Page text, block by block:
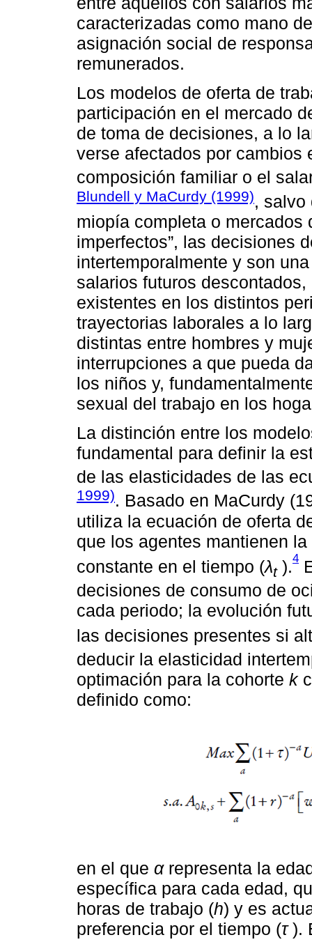
caracterizadas como mano
asignación social de
remunerados.
Los modelos de oferta de
participación en el mercado
de toma de decisiones, a lo
verse afectados por cambios
composición familiar o el
Blundell y MaCurdy (1999), salvo
miopía completa o mercados
imperfectos”, las decisiones
intertemporalmente y son
salarios futuros
existentes en los distintos
trayectorias laborales a lo
distintas entre hombres y
interrupciones a que pueda
los niños y,
sexual del trabajo en los
La distinción entre los
fundamental para definir la
de las elasticidades de las
1999). Basado en MaCurdy
utiliza la ecuación de oferta
que los agentes mantienen
constante en el tiempo (λt ).4
decisiones de consumo de
cada periodo; la evolución
las decisiones presentes si
deducir la elasticidad
optimación para la cohorte k
definido como:
en el que αrepresenta la
específica para cada edad,
horas de trabajo (h) y es
preferencia por el tiempo (τ).